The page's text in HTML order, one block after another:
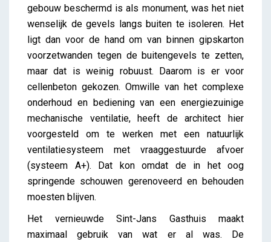
gebouw beschermd is als monument, was het niet
wenselijk de gevels langs buiten te isoleren. Het
ligt dan voor de hand om van binnen gipskarton
voorzetwanden tegen de buitengevels te zetten,
maar dat is weinig robuust. Daarom is er voor
cellenbeton gekozen. Omwille van het complexe
onderhoud en bediening van een energiezuinige
mechanische ventilatie, heeft de architect hier
voorgesteld om te werken met een natuurlijk
ventilatiesysteem met vraaggestuurde afvoer
(systeem A+). Dat kon omdat de in het oog
springende schouwen gerenoveerd en behouden
moesten blijven.
Het vernieuwde Sint-Jans Gasthuis maakt
maximaal gebruik van wat er al was. De